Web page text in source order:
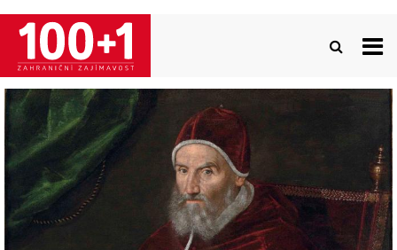
Přejít
hlavnímu
obsahu
Image